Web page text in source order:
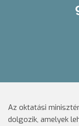
Az oktatási
dolgozik, amelyek